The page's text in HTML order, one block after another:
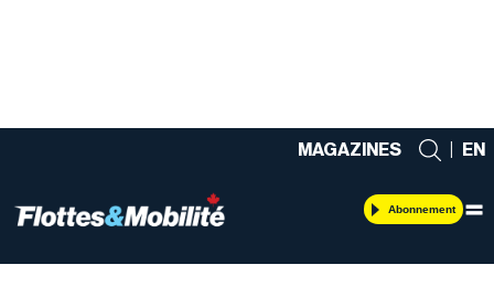
MAGAZINES EN
Abonnement